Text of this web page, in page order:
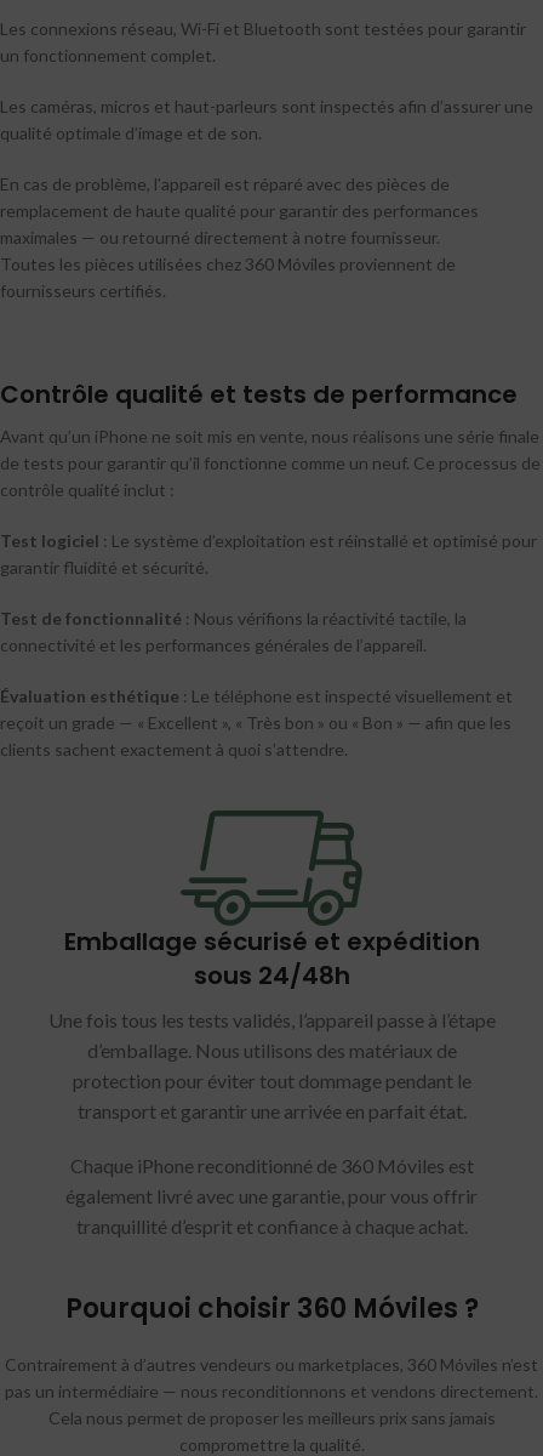
Les connexions réseau, Wi-Fi et Bluetooth sont testées pour garantir
un fonctionnement complet.
Les caméras, micros et haut-parleurs sont inspectés afin d’assurer une
qualité optimale d’image et de son.
En cas de problème, l’appareil est réparé avec des pièces de
remplacement de haute qualité pour garantir des performances
maximales — ou retourné directement à notre fournisseur.
Toutes les pièces utilisées chez 360 Móviles proviennent de
fournisseurs certifiés.
Contrôle qualité et tests de performance
Avant qu’un iPhone ne soit mis en vente, nous réalisons une série finale
de tests pour garantir qu’il fonctionne comme un neuf. Ce processus de
contrôle qualité inclut :
Test logiciel : Le système d’exploitation est réinstallé et optimisé pour
garantir fluidité et sécurité.
Test de fonctionnalité : Nous vérifions la réactivité tactile, la
connectivité et les performances générales de l’appareil.
Évaluation esthétique : Le téléphone est inspecté visuellement et
reçoit un grade — « Excellent », « Très bon » ou « Bon » — afin que les
clients sachent exactement à quoi s’attendre.
Emballage sécurisé et expédition
sous 24/48h
Une fois tous les tests validés, l’appareil passe à l’étape
d’emballage. Nous utilisons des matériaux de
protection pour éviter tout dommage pendant le
transport et garantir une arrivée en parfait état.
Chaque iPhone reconditionné de 360 Móviles est
également livré avec une garantie, pour vous offrir
tranquillité d’esprit et confiance à chaque achat.
Pourquoi choisir 360 Móviles ?
Contrairement à d’autres vendeurs ou marketplaces, 360 Móviles n’est
pas un intermédiaire — nous reconditionnons et vendons directement.
Cela nous permet de proposer les meilleurs prix sans jamais
compromettre la qualité.